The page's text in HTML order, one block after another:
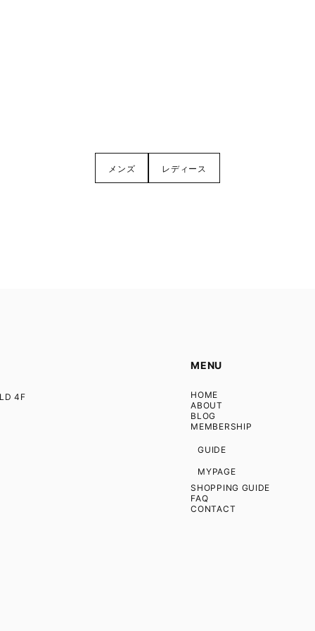
メンズ レディース
4F
MENU
HOME
ABOUT
BLOG
MEMBERSHIP
GUIDE
MYPAGE
SHOPPING GUIDE
FAQ
CONTACT